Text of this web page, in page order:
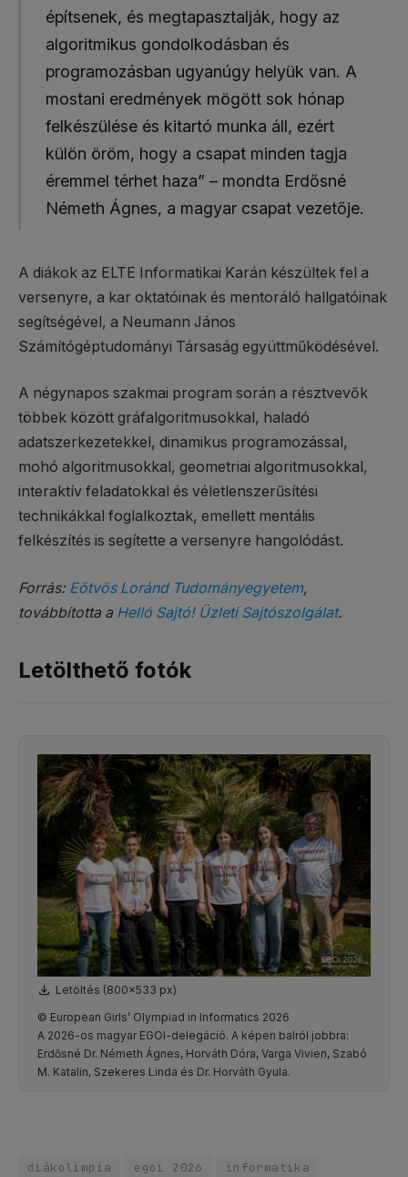
építsenek, és megtapasztalják, hogy az
algoritmikus gondolkodásban és
programozásban ugyanúgy helyük van. A
mostani eredmények mögött sok hónap
felkészülése és kitartó munka áll, ezért
külön öröm, hogy a csapat minden tagja
éremmel térhet haza” – mondta Erdősné
Németh Ágnes, a magyar csapat vezetője.
A diákok az ELTE Informatikai Karán készültek fel a
versenyre, a kar oktatóinak és mentoráló hallgatóinak
segítségével, a Neumann János
Számítógéptudományi Társaság együttműködésével.
A négynapos szakmai program során a résztvevők
többek között gráfalgoritmusokkal, haladó
adatszerkezetekkel, dinamikus programozással,
mohó algoritmusokkal, geometriai algoritmusokkal,
interaktív feladatokkal és véletlenszerűsítési
technikákkal foglalkoztak, emellett mentális
felkészítés is segítette a versenyre hangolódást.
Forrás: Eötvös Loránd Tudományegyetem,
továbbította a Helló Sajtó! Üzleti Sajtószolgálat.
Letölthető fotók
Letöltés (800x533 px)
© European Girls’ Olympiad in Informatics 2026
A 2026-os magyar EGOI-delegáció. A képen balról jobbra:
Erdősné Dr. Németh Ágnes, Horváth Dóra, Varga Vivien, Szabó
M. Katalin, Szekeres Linda és Dr. Horváth Gyula.
diákolimpia egoi 2026
informatika